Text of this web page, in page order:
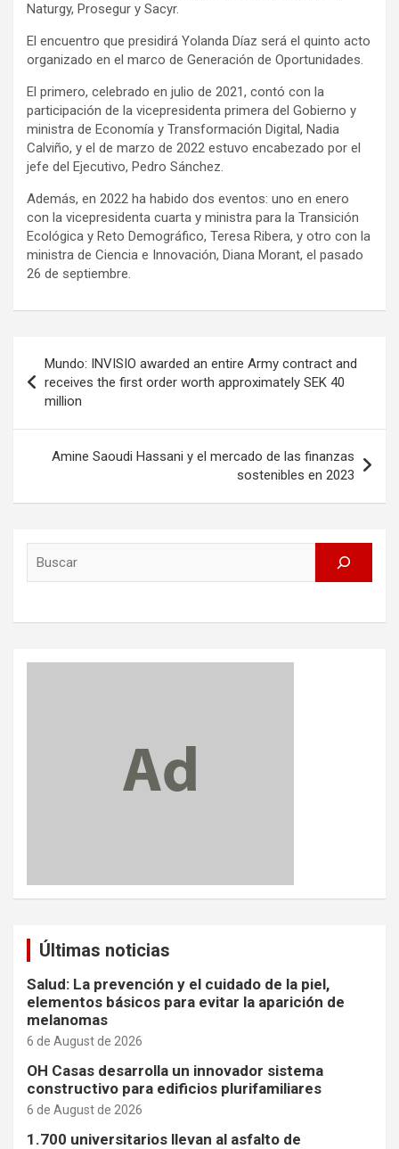
Naturgy, Prosegur y Sacyr.
El encuentro que presidirá Yolanda Díaz será el quinto acto
organizado en el marco de Generación de Oportunidades.
El primero, celebrado en julio de 2021, contó con la
participación de la vicepresidenta primera del Gobierno y
ministra de Economía y Transformación Digital, Nadia
Calviño, y el de marzo de 2022 estuvo encabezado por el
jefe del Ejecutivo, Pedro Sánchez.
Además, en 2022 ha habido dos eventos: uno en enero
con la vicepresidenta cuarta y ministra para la Transición
Ecológica y Reto Demográfico, Teresa Ribera, y otro con la
ministra de Ciencia e Innovación, Diana Morant, el pasado
26 de septiembre.
navigation
Mundo: INVISIO awarded an entire Army contract and
receives the first order worth approximately SEK 40
million
Amine Saoudi Hassani y el mercado de las finanzas
sostenibles en 2023
Últimas noticias
Salud: La prevención y el cuidado de la piel,
elementos básicos para evitar la aparición de
melanomas
6 de August de 2026
OH Casas desarrolla un innovador sistema
constructivo para edificios plurifamiliares
6 de August de 2026
1.700 universitarios llevan al asfalto de